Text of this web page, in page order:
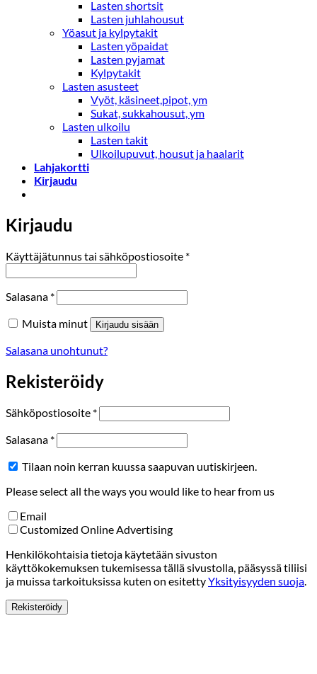
Lasten shortsit
Lasten juhlahousut
Yöasut ja kylpytakit
Lasten yöpaidat
Lasten pyjamat
Kylpytakit
Lasten asusteet
Vyöt, käsineet,pipot, ym
Sukat, sukkahousut, ym
Lasten ulkoilu
Lasten takit
Ulkoilupuvut, housut ja haalarit
Lahjakortti
Kirjaudu
Kirjaudu
Käyttäjätunnus tai sähköpostiosoite *Vaaditaan
Salasana *Vaaditaan
Muista minut Kirjaudu sisään
Salasana unohtunut?
Rekisteröidy
Sähköpostiosoite *Vaaditaan
Salasana *Vaaditaan
Tilaan noin kerran kuussa saapuvan uutiskirjeen.
Please select all the ways you would like to hear from us
Email
Customized Online Advertising
Henkilökohtaisia tietoja käytetään sivuston
käyttökokemuksen tukemisessa tällä sivustolla, pääsyssä tiliisi
ja muissa tarkoituksissa kuten on esitettyYksityisyyden suoja
Rekisteröidy